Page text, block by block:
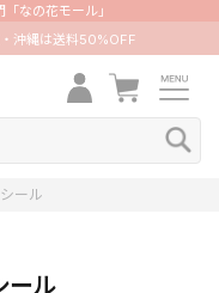
なの花モール」
沖縄は送料50%OFF
ール
ール